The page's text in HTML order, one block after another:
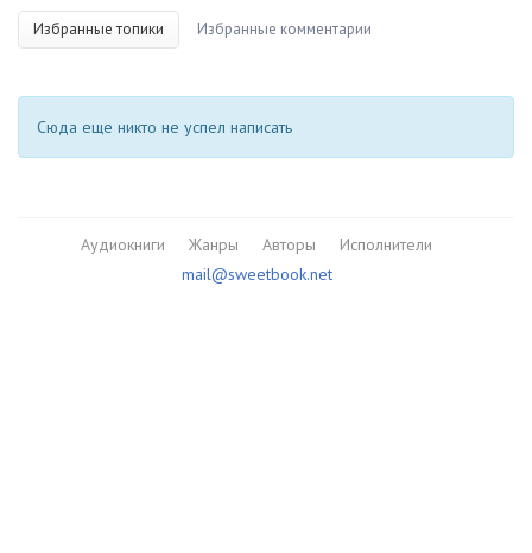
Избранные топики Избранные комментарии
Сюда еще никто не успел написать
Аудиокниги Жанры Авторы
Исполнители
mail@sweetbook.net